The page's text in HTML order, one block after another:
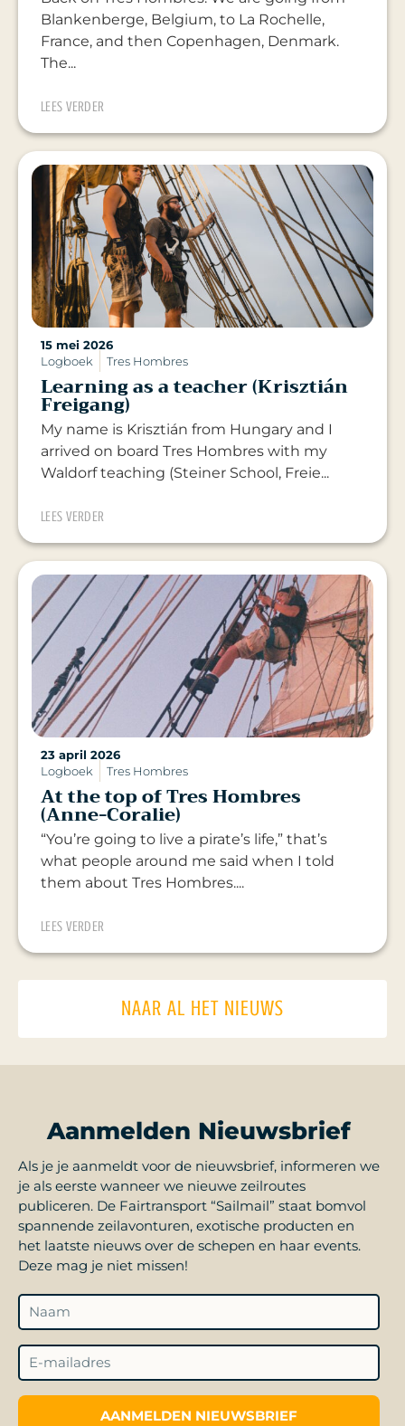
Blankenberge, Belgium, to La Rochelle,
France, and then Copenhagen, Denmark.
The...
LEES VERDER
15 mei 2026
Logboek
Tres Hombres
Learning as a teacher (Krisztián
Freigang)
My name is Krisztián from Hungary and I
arrived on board Tres Hombres with my
Waldorf teaching (Steiner School, Freie...
LEES VERDER
23 april 2026
Logboek
Tres Hombres
At the top of Tres Hombres
(Anne-Coralie)
“You’re going to live a pirate’s life,” that’s
what people around me said when I told
them about Tres Hombres....
LEES VERDER
NAAR AL HET NIEUWS
Aanmelden Nieuwsbrief
Als je je aanmeldt voor de nieuwsbrief, informeren we
je als eerste wanneer we nieuwe zeilroutes
publiceren. De Fairtransport “Sailmail” staat bomvol
spannende zeilavonturen, exotische producten en
het laatste nieuws over de schepen en haar events.
Deze mag je niet missen!
AANMELDEN NIEUWSBRIEF